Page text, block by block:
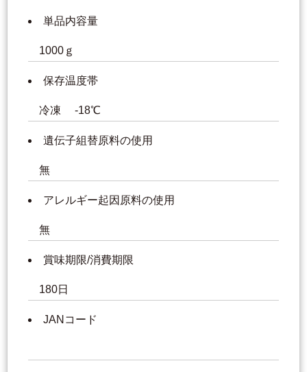
単品内容量
1000ｇ
保存温度帯
冷凍 -18℃
遺伝子組替原料の使用
無
アレルギー起因原料の使用
無
賞味期限/消費期限
180日
JANコード